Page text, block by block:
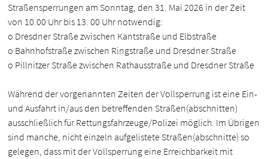
Straßensperrungen am Sonntag, den 31. Mai 2026 in der Zeit
von 10.00 Uhr bis 13. 00 Uhr notwendig:
o Dresdner Straße zwischen Kantstraße und Elbstraße
o Bahnhofstraße zwischen Ringstraße und Dresdner Straße
o Pillnitzer Straße zwischen Rathausstraße und Dresdner Straße
Während der vorgenannten Zeiten der Vollsperrung ist eine Ein-
und Ausfahrt in/aus den betreffenden Straßen(abschnitten)
ausschließlich für Rettungsfahrzeuge/Polizei möglich. Im Übrigen
sind manche, nicht einzeln aufgelistete Straßen(abschnitte) so
gelegen, dass mit der Vollsperrung eine Erreichbarkeit mit